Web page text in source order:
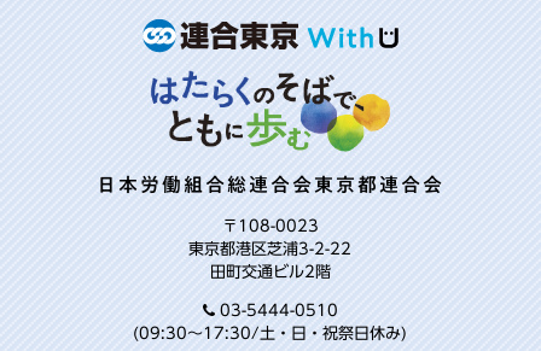
日本労働組合総連合会東京都連合会
〒108-0023
東京都港区芝浦3-2-22
田町交通ビル2階
03-5444-0510
(09:30～17:30/土・日・祝祭日休み)